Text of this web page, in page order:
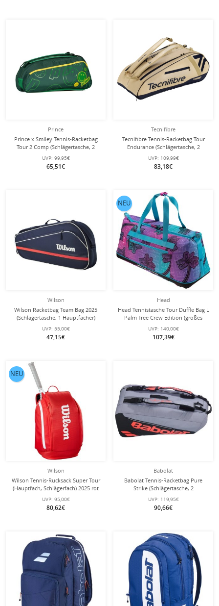
Prince
Prince x Smiley Tennis-Racketbag
Tour 2 Comp (Schlägertasche, 2
Hauptfächer, Thermofach) 2025
grün 6er
UVP: 99,95€
65,51€
Tecnifibre
Tecnifibre Tennis-Racketbag Tour
Endurance (Schlägertasche, 2
Hauptfächer, Schuhfach) 2025 sand
12er
UVP: 109,99€
83,18€
Wilson
Wilson Racketbag Team Bag 2025
(Schlägertasche, 1 Hauptfächer)
navyblau 3er
UVP: 55,00€
47,15€
Head
Head Tennistasche Tour Duffle Bag L
Palm Tree Crew Edition (großes
Hauptfach, Schlägerfach)
blau/violett
UVP: 140,00€
107,39€
NEU
Wilson
Wilson Tennis-Rucksack Super Tour
(Hauptfach, Schlägerfach) 2025 rot
UVP: 95,00€
80,62€
NEU
Babolat
Babolat Tennis-Racketbag Pure
Strike (Schlägertasche, 2
Hauptfächer, Schuhfach) 2025
carbongrau 6er
UVP: 119,95€
90,66€